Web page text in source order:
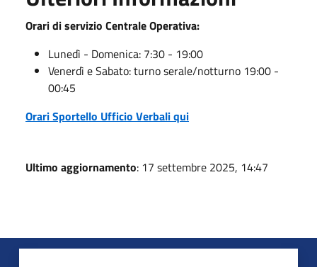
Orari di servizio Centrale Operativa:
Lunedì - Domenica: 7:30 - 19:00
Venerdì e Sabato: turno serale/notturno 19:00 -
00:45
Orari Sportello Ufficio Verbali qui
Ultimo aggiornamento: 17 settembre 2025, 14:47